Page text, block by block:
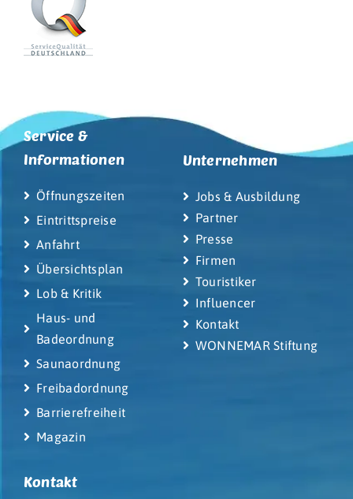
Service &
Informationen
Öffnungszeiten
Eintrittspreise
Anfahrt
Übersichtsplan
Lob & Kritik
Haus- und
Badeordnung
Saunaordnung
Freibadordnung
Barrierefreiheit
Magazin
Unternehmen
Jobs & Ausbildung
Partner
Presse
Firmen
Touristiker
Influencer
Kontakt
WONNEMAR Stiftung
Kontakt